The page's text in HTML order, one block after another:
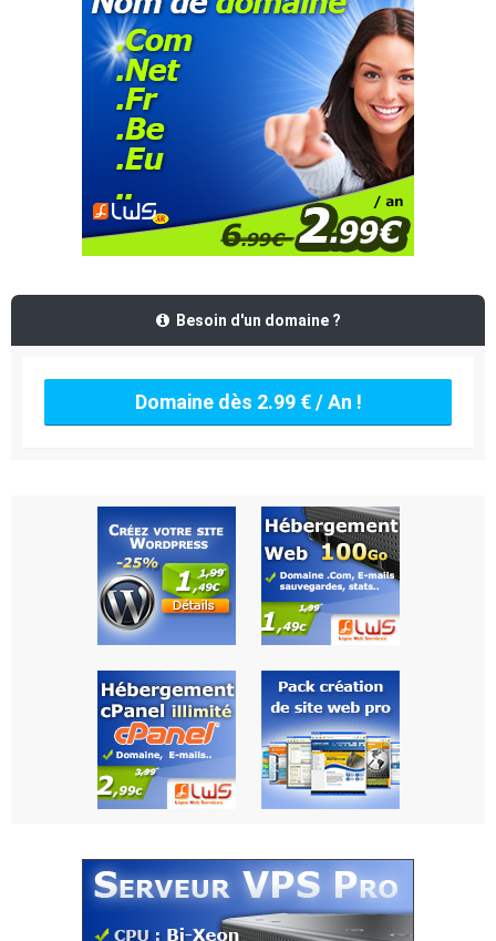
Besoin d'un domaine ?
Domaine dès 2.99 € / An !